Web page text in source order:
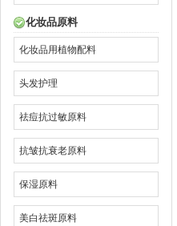
化妆品原料
化妆品用植物配料
头发护理
祛痘抗过敏原料
抗皱抗衰老原料
保湿原料
美白祛斑原料